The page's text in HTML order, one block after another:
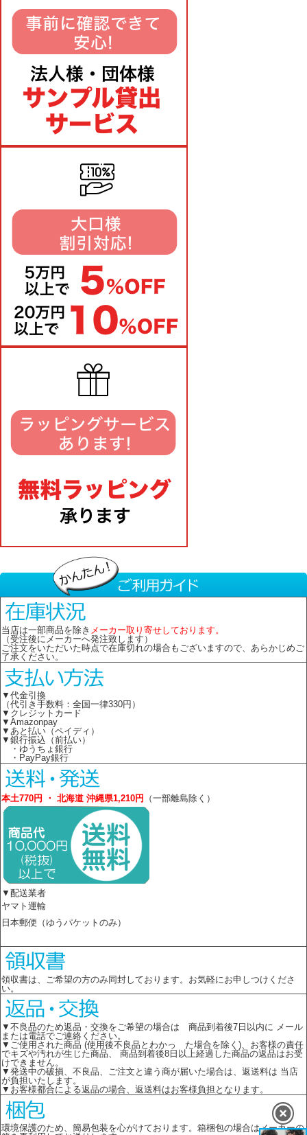
当店は一部商品を除き メーカー取り寄せしております。
（受注後にメーカーへ発注致します）
ご注文をいただいた時点で在庫切れの場合もございますので、あらかじめご
了承ください。
▼代金引換
（代引き手数料：全国一律330円）
▼クレジットカード
▼Amazonpay
▼あと払い（ペイディ）
▼銀行振込（前払い）
・ゆうちょ銀行
・PayPay銀行
本土770円 ・ 北海道 沖縄県1,210円 （一部離島除く）
▼配送業者
ヤマト運輸
日本郵便（ゆうパケットのみ）
領収書は、ご希望の方のみ同封しております。お気軽にお申しつけくださ
い。
▼不良品のため返品・交換をご希望の場合は 商品到着後7日以内に メール
または電話でご連絡ください。
▼ご使用された商品 (使用後不良品とわかっ た場合を除く)、お客様の責任
でキズや汚れが生じた商品、 商品到着後8日以上経過した商品の返品はお受
けできません。
▼発送中の破損、不良品、ご注文と違う商が届いた場合は、返送料は 当店
が負担いたします。
▼お客様都合による返品の場合、返送料はお客様負担となります。
環境保護のため、簡易包装を心がけております。箱梱包の場合はメーカーの